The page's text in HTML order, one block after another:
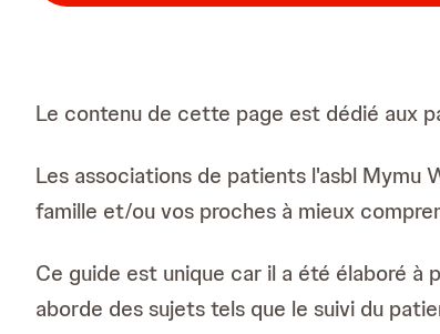
Le contenu de cette page est dédié aux
Les associations de patients l'asbl Mymu
famille et/ou vos proches à mieux
Ce guide est unique car il a été élaboré
aborde des sujets tels que le suivi du